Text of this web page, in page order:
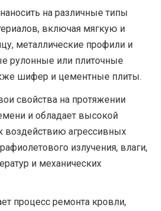
на различные типы
включая мягкую и
металлические профили и
рулонные или плиточные
шифер и цементные плиты.
свойства на протяжении
и обладает высокой
воздействию агрессивных
излучения, влаги,
и механических
процесс ремонта кровли,